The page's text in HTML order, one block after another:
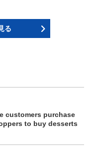
る
customers purchase
to buy desserts